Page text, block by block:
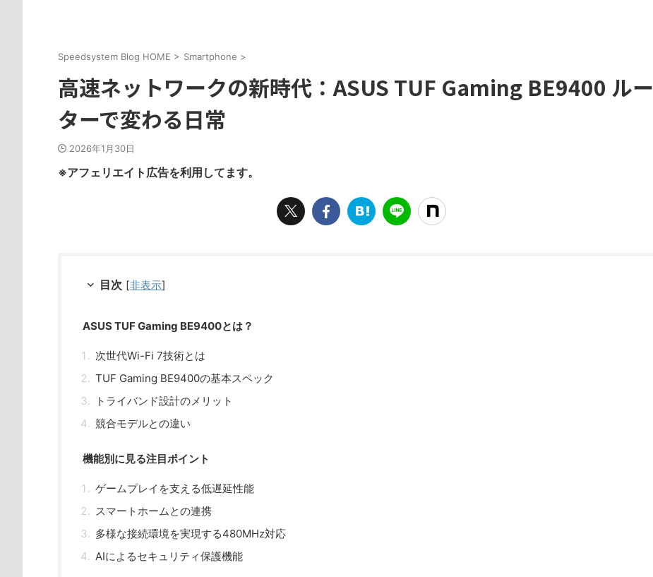
Speedsystem Blog HOME > Smartphone >
高速ネットワークの新時代：ASUS TUF Gaming BE9400 ルー
ターで変わる日常
2026年1月30日
※アフェリエイト広告を利用してます。
目次 [非表示]
ASUS TUF Gaming BE9400とは？
次世代Wi-Fi 7技術とは
TUF Gaming BE9400の基本スペック
トライバンド設計のメリット
競合モデルとの違い
機能別に見る注目ポイント
ゲームプレイを支える低遅延性能
スマートホームとの連携
多様な接続環境を実現する480MHz対応
AIによるセキュリティ保護機能